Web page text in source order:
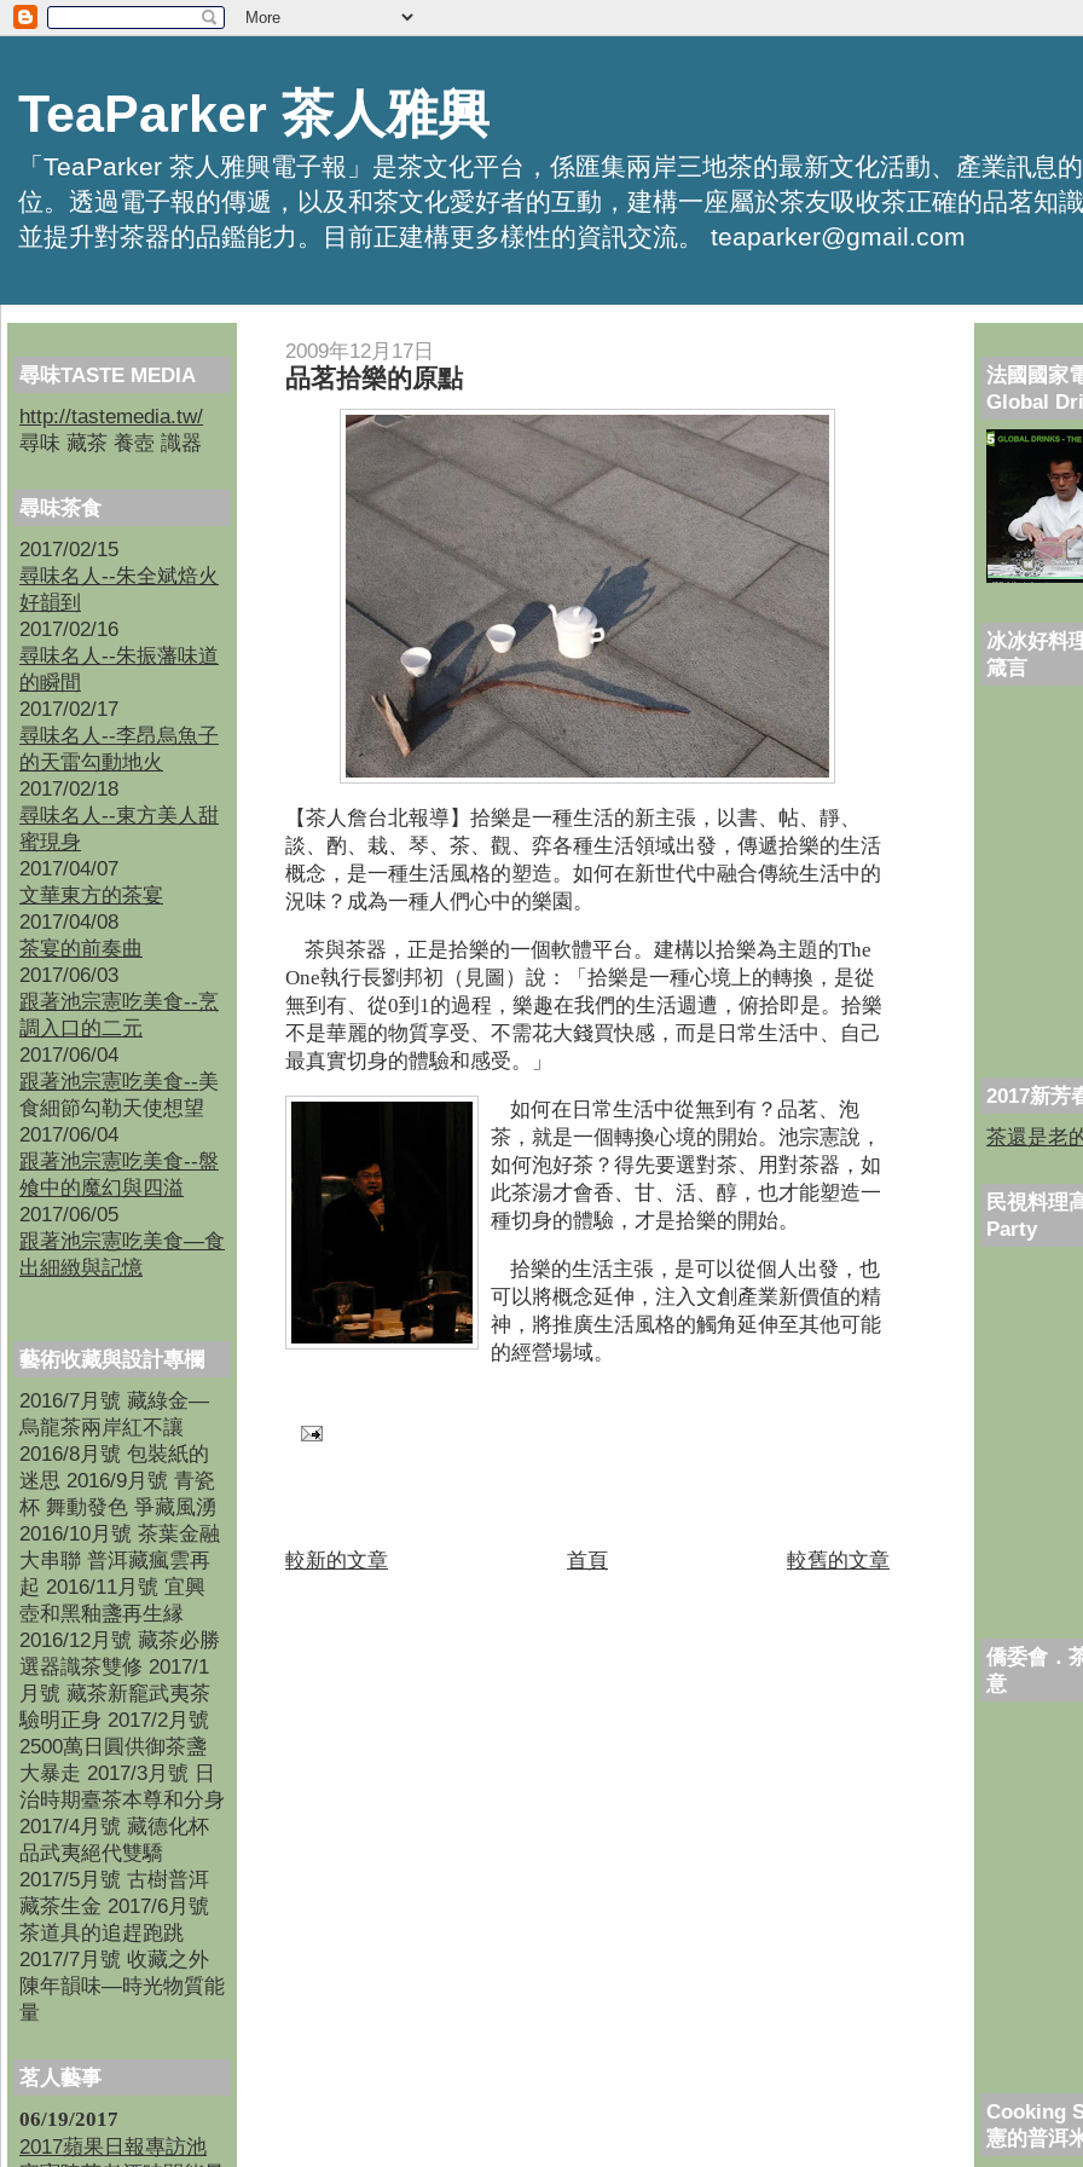
TeaParker 茶人雅興
「TeaParker 茶人雅興電子報」是茶文化平台，係匯集兩岸三地茶的最新文化活動、產業訊息
位。透過電子報的傳遞，以及和茶文化愛好者的互動，建構一座屬於茶友吸收茶正確的品茗知
並提升對茶器的品鑑能力。目前正建構更多樣性的資訊交流。 teaparker@gmail.com
尋味TASTE MEDIA
http://tastemedia.tw/
尋味 藏茶 養壺 識器
尋味茶食
2017/02/15
尋味名人--朱全斌焙火
好韻到
2017/02/16
尋味名人--朱振藩味道
的瞬間
2017/02/17
尋味名人--李昂烏魚子
的天雷勾動地火
2017/02/18
尋味名人--東方美人甜
蜜現身
2017/04/07
文華東方的茶宴
2017/04/08
茶宴的前奏曲
2017/06/03
跟著池宗憲吃美食--烹
調入口的二元
2017/06/04
跟著池宗憲吃美食--美
食細節勾勒天使想望
2017/06/04
跟著池宗憲吃美食--盤
飧中的魔幻與四溢
2017/06/05
跟著池宗憲吃美食—食
出細緻與記憶
藝術收藏與設計專欄
2016/7月號 藏綠金—
烏龍茶兩岸紅不讓
2016/8月號 包裝紙的
迷思 2016/9月號 青瓷
杯 舞動發色 爭藏風湧
2016/10月號 茶葉金融
大串聯 普洱藏瘋雲再
起 2016/11月號 宜興
壺和黑釉盞再生縁
2016/12月號 藏茶必勝
選器識茶雙修 2017/1
月號 藏茶新竉武夷茶
驗明正身 2017/2月號
2500萬日圓供御茶盞
大暴走 2017/3月號 日
治時期臺茶本尊和分身
2017/4月號 藏德化杯
品武夷絕代雙驕
2017/5月號 古樹普洱
藏茶生金 2017/6月號
茶道具的追趕跑跳
2017/7月號 收藏之外
陳年韻味—時光物質能
量
茗人藝事
06/19/2017
2017蘋果日報專訪池
2009年12月17日
品茗拾樂的原點
【茶人詹台北報導】 拾樂是一種生活的新主張，以書、帖、靜、
談、酌、栽、琴、茶、觀、弈各種生活領域出發，傳遞拾樂的生活
概念，是一種生活風格的塑造。如何在新世代中融合傳統生活中的
況味？成為一種人們心中的樂園。
茶與茶器，正是拾樂的一個軟體平台。建構以拾樂為主題的The
One執行長劉邦初（見圖）說：「拾樂是一種心境上的轉換，是從
無到有、從0到1的過程，樂趣在我們的生活週遭，俯拾即是。拾樂
不是華麗的物質享受、不需花大錢買快感，而是日常生活中、自己
最真實切身的體驗和感受。」
如何在日常生活中從無到有？品茗、泡
茶，就是一個轉換心境的開始。池宗憲說，
如何泡好茶？得先要選對茶、用對茶器，如
此茶湯才會香、甘、活、醇，也才能塑造一
種切身的體驗，才是拾樂的開始。
拾樂的生活主張，是可以從個人出發，也
可以將概念延伸，注入文創產業新價值的精
神，將推廣生活風格的觸角延伸至其他可能
的經營場域。
較新的文章 較舊的文章
首頁
法國國家
Global
冰冰好料
箴言
2017新芳
茶還是老
民視料理
Party
僑委會．
意
Cooking
憲的普洱